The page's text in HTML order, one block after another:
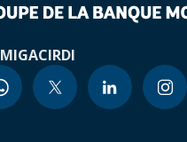
MIGACIRDI